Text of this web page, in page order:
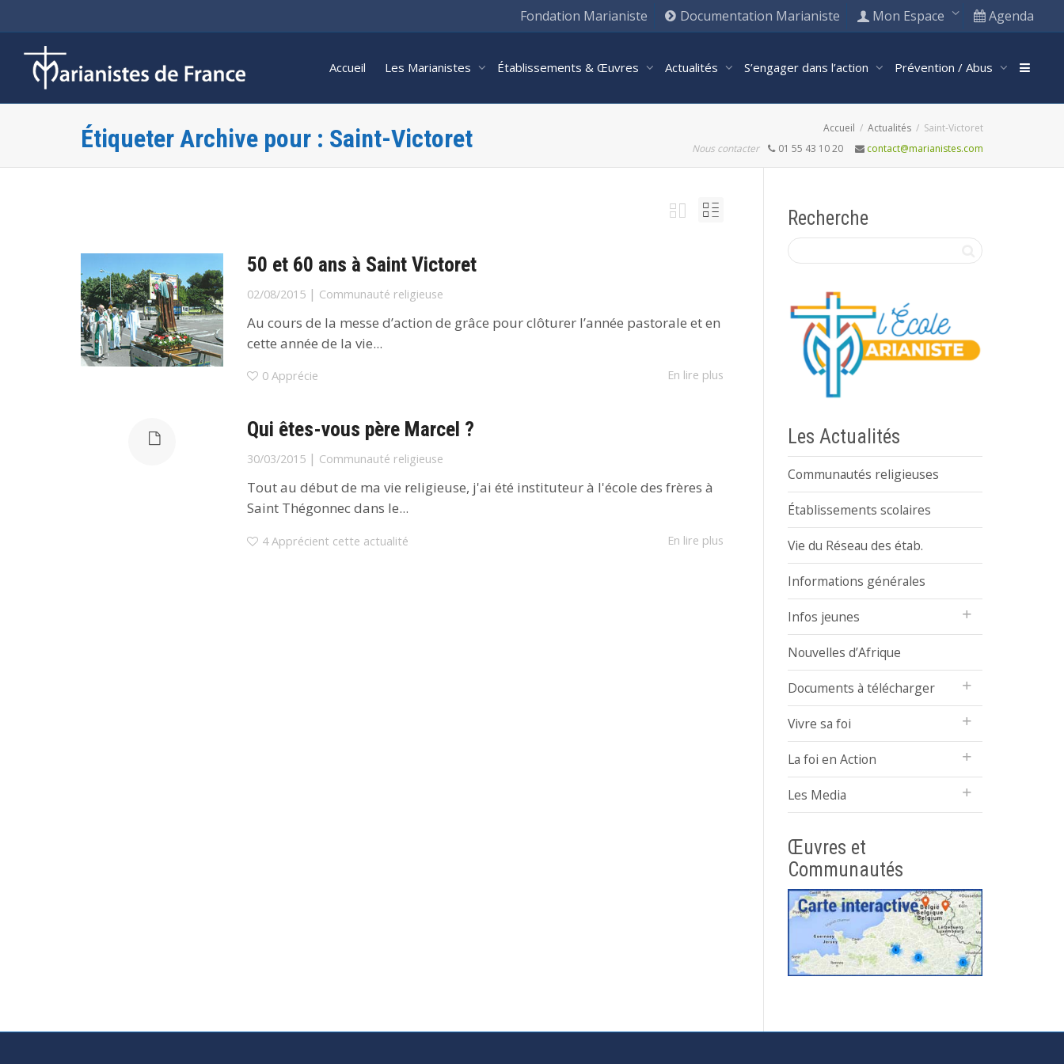
Fondation Marianiste Documentation Marianiste Mon Espace Agenda
Accueil Les Marianistes Établissements & Œuvres Actualités S’engager dans l’action Prévention / Abus
Étiqueter Archive pour : Saint-Victoret Accueil Actualités
Saint-Victoret
Nous contacter
01 55 43 10 20 contact@marianistes.com
50 et 60 ans à Saint Victoret
02/08/2015 | Communauté religieuse
Au cours de la messe d’action de grâce pour clôturer l’année pastorale et en
cette année de la vie...
0 Apprécie En lire plus
Qui êtes-vous père Marcel ?
30/03/2015 | Communauté religieuse
Tout au début de ma vie religieuse, j'ai été instituteur à l'école des frères à
Saint Thégonnec dans le...
4 Apprécient cette actualité En lire plus
Recherche
Les Actualités
Communautés religieuses
Établissements scolaires
Vie du Réseau des étab.
Informations générales
Infos jeunes
Nouvelles d’Afrique
Documents à télécharger
Vivre sa foi
La foi en Action
Les Media
Œuvres et
Communautés